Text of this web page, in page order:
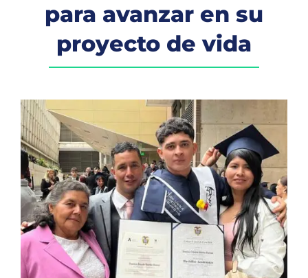
para avanzar en su
proyecto de vida